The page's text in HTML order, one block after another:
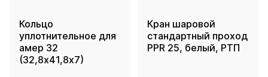
Кольцо
уплотнительное для
амер 32
(32,8х41,8х7)
Кран шаровой
стандартный проход
PPR 25, белый, РТП